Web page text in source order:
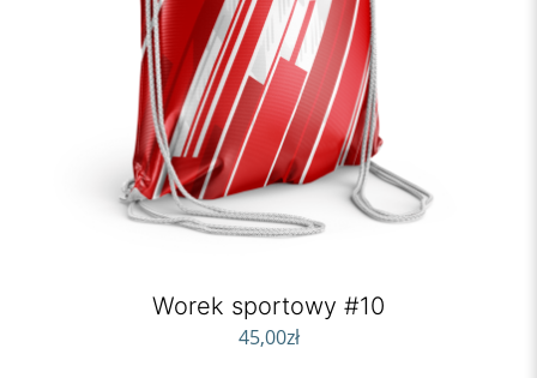
Worek sportowy #10
45,00zł